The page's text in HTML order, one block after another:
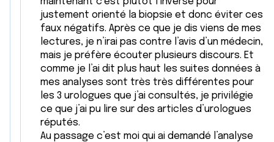
justement orienté la biopsie et donc éviter ces
faux négatifs. Après ce que je dis viens de mes
lectures, je n’irai pas contre l’avis d’un médecin,
mais je préfère écouter plusieurs discours. Et
comme je l’ai dit plus haut les suites données à
mes analyses sont très très différentes pour
les 3 urologues que j’ai consultés, je privilégie
ce que j’ai pu lire sur des articles d’urologues
réputés.
Au passage c’est moi qui ai demandé l’analyse